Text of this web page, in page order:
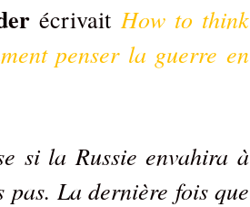
écrivaitHow to think
penser la guerre en
si la Russie envahira à
La dernière fois que